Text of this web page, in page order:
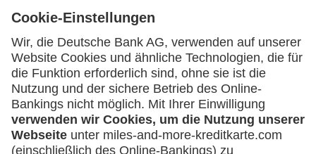
Service
Häufige Fragen
(z.B. Gewerbetreibender, Handwerker,
Freiberufler)
Unternehmen
(z.B. e.K., Personengesellschaft (inkl. GbR),
GmbH)